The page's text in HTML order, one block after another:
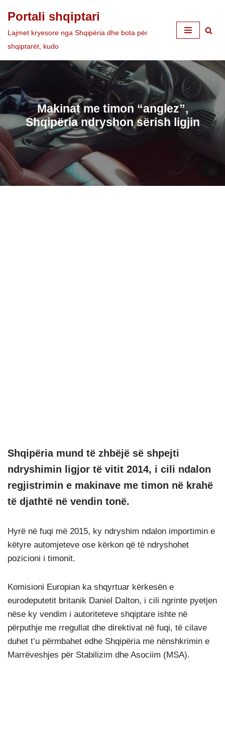
Skip
to
Portali shqiptari
Lajmet kryesore nga Shqipëria dhe bota për
shqiptarët, kudo
Makinat me timon “anglez”,
Shqipëria ndryshon sërish ligjin
Shqipëria mund të zhbëjë së shpejti
ndryshimin ligjor të vitit 2014, i cili ndalon
regjistrimin e makinave me timon në krahë
të djathtë në vendin tonë.
Hyrë në fuqi më 2015, ky ndryshim ndalon importimin e
këtyre automjeteve ose kërkon që të ndryshohet
pozicioni i timonit.
Komisioni Europian ka shqyrtuar kërkesën e
eurodeputetit britanik Daniel Dalton, i cili ngrinte pyetjen
nëse ky vendim i autoriteteve shqiptare ishte në
përputhje me rregullat dhe direktivat në fuqi, të cilave
duhet t’u përmbahet edhe Shqipëria me nënshkrimin e
Marrëveshjes për Stabilizim dhe Asociim (MSA).